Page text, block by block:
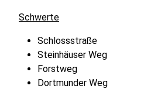
Schwerte
Schlossstraße
Steinhäuser Weg
Forstweg
Dortmunder Weg